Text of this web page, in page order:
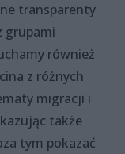
transparenty
grupami
również
z różnych
migracji i
także
tym pokazać